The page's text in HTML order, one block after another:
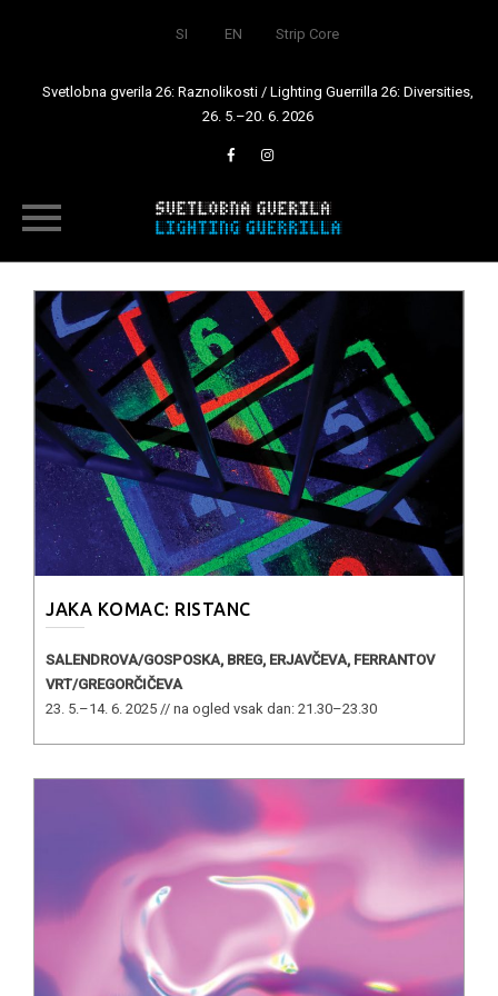
SI EN Strip Core
Svetlobna gverila 26: Raznolikosti / Lighting Guerrilla 26: Diversities,
26. 5.–20. 6. 2026
content
JAKA KOMAC: RISTANC
SALENDROVA/GOSPOSKA, BREG, ERJAVČEVA, FERRANTOV
VRT/GREGORČIČEVA
23. 5.–14. 6. 2025 // na ogled vsak dan: 21.30–23.30